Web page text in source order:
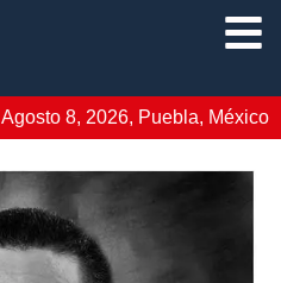
Agosto 8, 2026, Puebla, México